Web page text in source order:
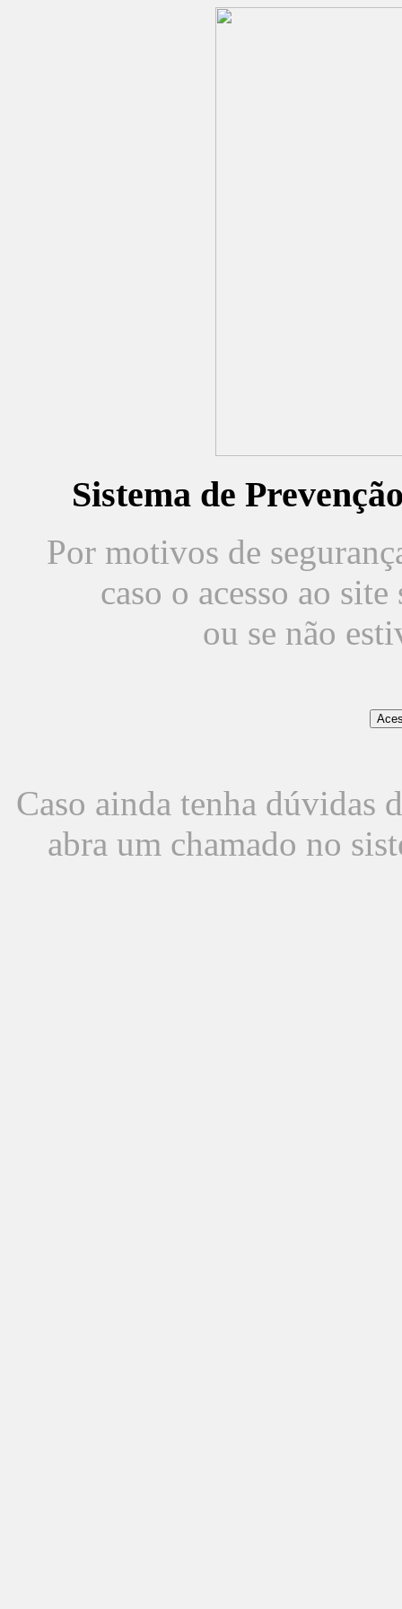
Sistema de
Por motivos de
caso o acesso ao
ou se não
Caso ainda tenha dúvidas
abra um chamado no